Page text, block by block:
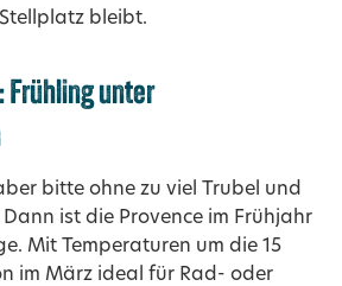
bleibt.
Frühling unter
bitte ohne zu viel Trubel und
ist die Provence im Frühjahr
Mit Temperaturen um die 15
im März ideal für Rad- oder